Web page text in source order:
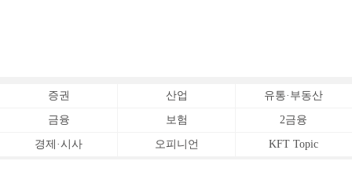
증권 산업 유통·부동산
금융 보험 2금융
경제·시사 오피니언 KFT Topic